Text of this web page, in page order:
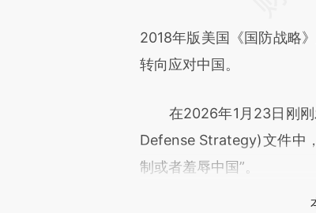
2018年版美国《国防战略
转向应对中国。
在2026年1月23日刚刚
Defense Strategy)文件中
制或者羞辱中国”。